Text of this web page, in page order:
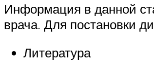
Информация в данной
врача. Для постановки
Литература